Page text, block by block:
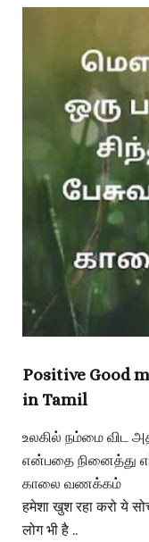
Positive Good
in Tamil
உலகில் நம்மை விட
என்பதை நினைத்து
காலை வணக்கம்
हमेशा खुश रहा करो ये
लोग भी है ..